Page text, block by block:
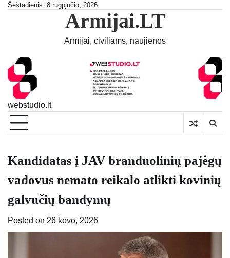
SkipŠeštadienis, 8 rugpjūčio, 2026
Armijai.LT
Armijai, civiliams, naujienos
webstudio.lt
Kandidatas į JAV branduolinių pajėgų
vadovus nemato reikalo atlikti kovinių
galvučių bandymų
Posted on 26 kovo, 2026